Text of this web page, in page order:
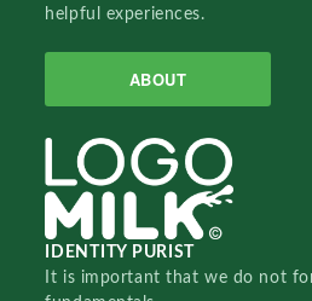
helpful experiences.
ABOUT
IDENTITY PURIST
It is important that we do not